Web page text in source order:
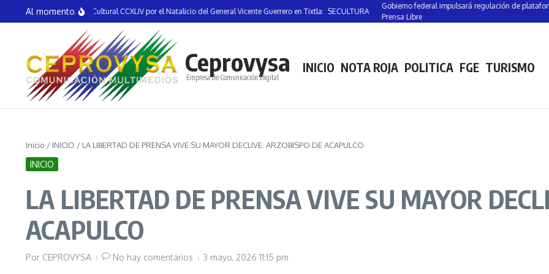
Saltar al contenido
Al momento
la Semana Cultural CCXLIV por el Natalicio del General Vicente Guerrero en Tixtla: SECULTURA
Gobierno federal impulsará regulación de plataformas
Prensa Libre
Ceprovysa
Empresa de Comunicación Digital
INICIO NOTA ROJA POLITICA FGE TURISMO
Inicio / INICIO / LA LIBERTAD DE PRENSA VIVE SU MAYOR DECLIVE: ARZOBISPO DE ACAPULCO
INICIO
LA LIBERTAD DE PRENSA VIVE SU MAYOR
ACAPULCO
Por CEPROVYSA No hay comentarios 3 mayo, 2026 11:15 pm